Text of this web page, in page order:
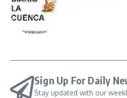
Sign Up For Daily
Stay updated with our